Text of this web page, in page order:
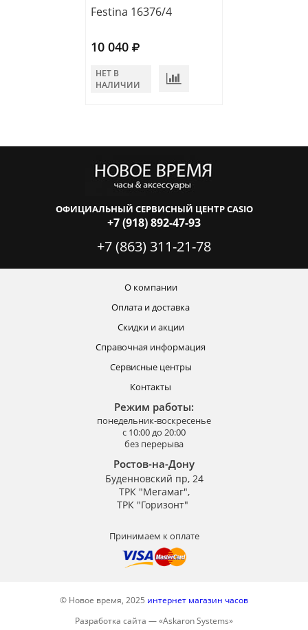
Festina 16376/4
10 040
НЕТ В
НАЛИЧИИ
ОФИЦИАЛЬНЫЙ СЕРВИСНЫЙ ЦЕНТР CASIO
+7 (918) 892-47-93
+7 (863) 311-21-78
О компании
Оплата и доставка
Скидки и акции
Справочная информация
Сервисные центры
Контакты
Режим работы:
понедельник-воскресенье
с 10:00 до 20:00
без перерыва
Ростов-на-Дону
Буденновский пр, 24
ТРК "Мегамаг",
ТРК "Горизонт"
Принимаем к оплате
© Новое время, 2025 интернет магазин часов
Разработка сайта —«Askaron Systems»